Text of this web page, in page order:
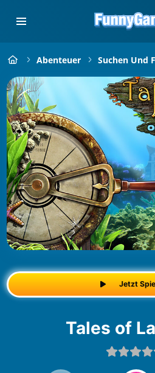
Abenteuer Suchen Und
Jetzt
Tales of